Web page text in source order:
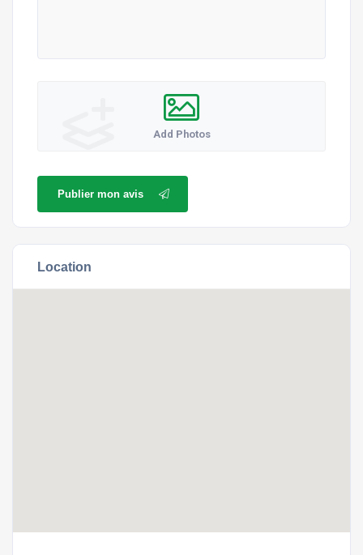
Add Photos
Publier mon avis
Location